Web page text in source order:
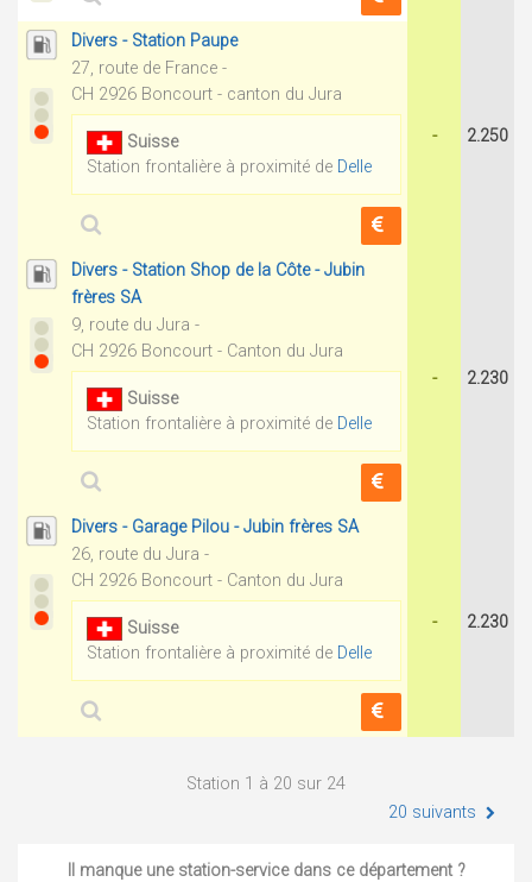
Divers - Station Paupe
27, route de France -
CH 2926 Boncourt - canton du Jura
Suisse
Station frontalière à proximité de Delle
- 2.250
Divers - Station Shop de la Côte - Jubin
frères SA
9, route du Jura -
CH 2926 Boncourt - Canton du Jura
Suisse
Station frontalière à proximité de Delle
- 2.230
Divers - Garage Pilou - Jubin frères SA
26, route du Jura -
CH 2926 Boncourt - Canton du Jura
Suisse
Station frontalière à proximité de Delle
- 2.230
Station 1 à 20 sur 24
20 suivants
Il manque une station-service dans ce département ?